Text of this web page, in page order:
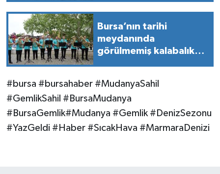
Bursa’nın tarihi
meydanında
görülmemiş kalabalık
#bursa #bursahaber #MudanyaSahil
#GemlikSahil #BursaMudanya
#BursaGemlik#Mudanya #Gemlik #DenizSezonu
#YazGeldi #Haber #SıcakHava #MarmaraDenizi